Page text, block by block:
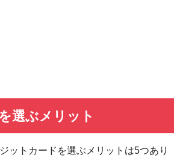
選ぶメリット
ットカードを選ぶメリットは5つあり